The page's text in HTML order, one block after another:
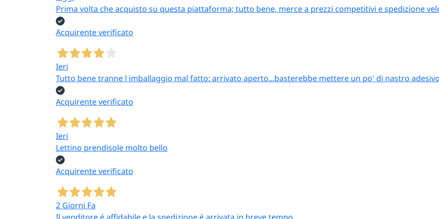
Prima volta che acquisto su questa piattaforma; tutto bene, merce a prezzi competitivi e spedizione
Acquirente verificato
Ieri
Tutto bene tranne l imballaggio mal fatto: arrivato aperto...basterebbe mettere un po' di nastro adesivo
Acquirente verificato
Ieri
Lettino prendisole molto bello
Acquirente verificato
2 Giorni Fa
Il venditore é affidabile e la spedizione é arrivata in breve tempo